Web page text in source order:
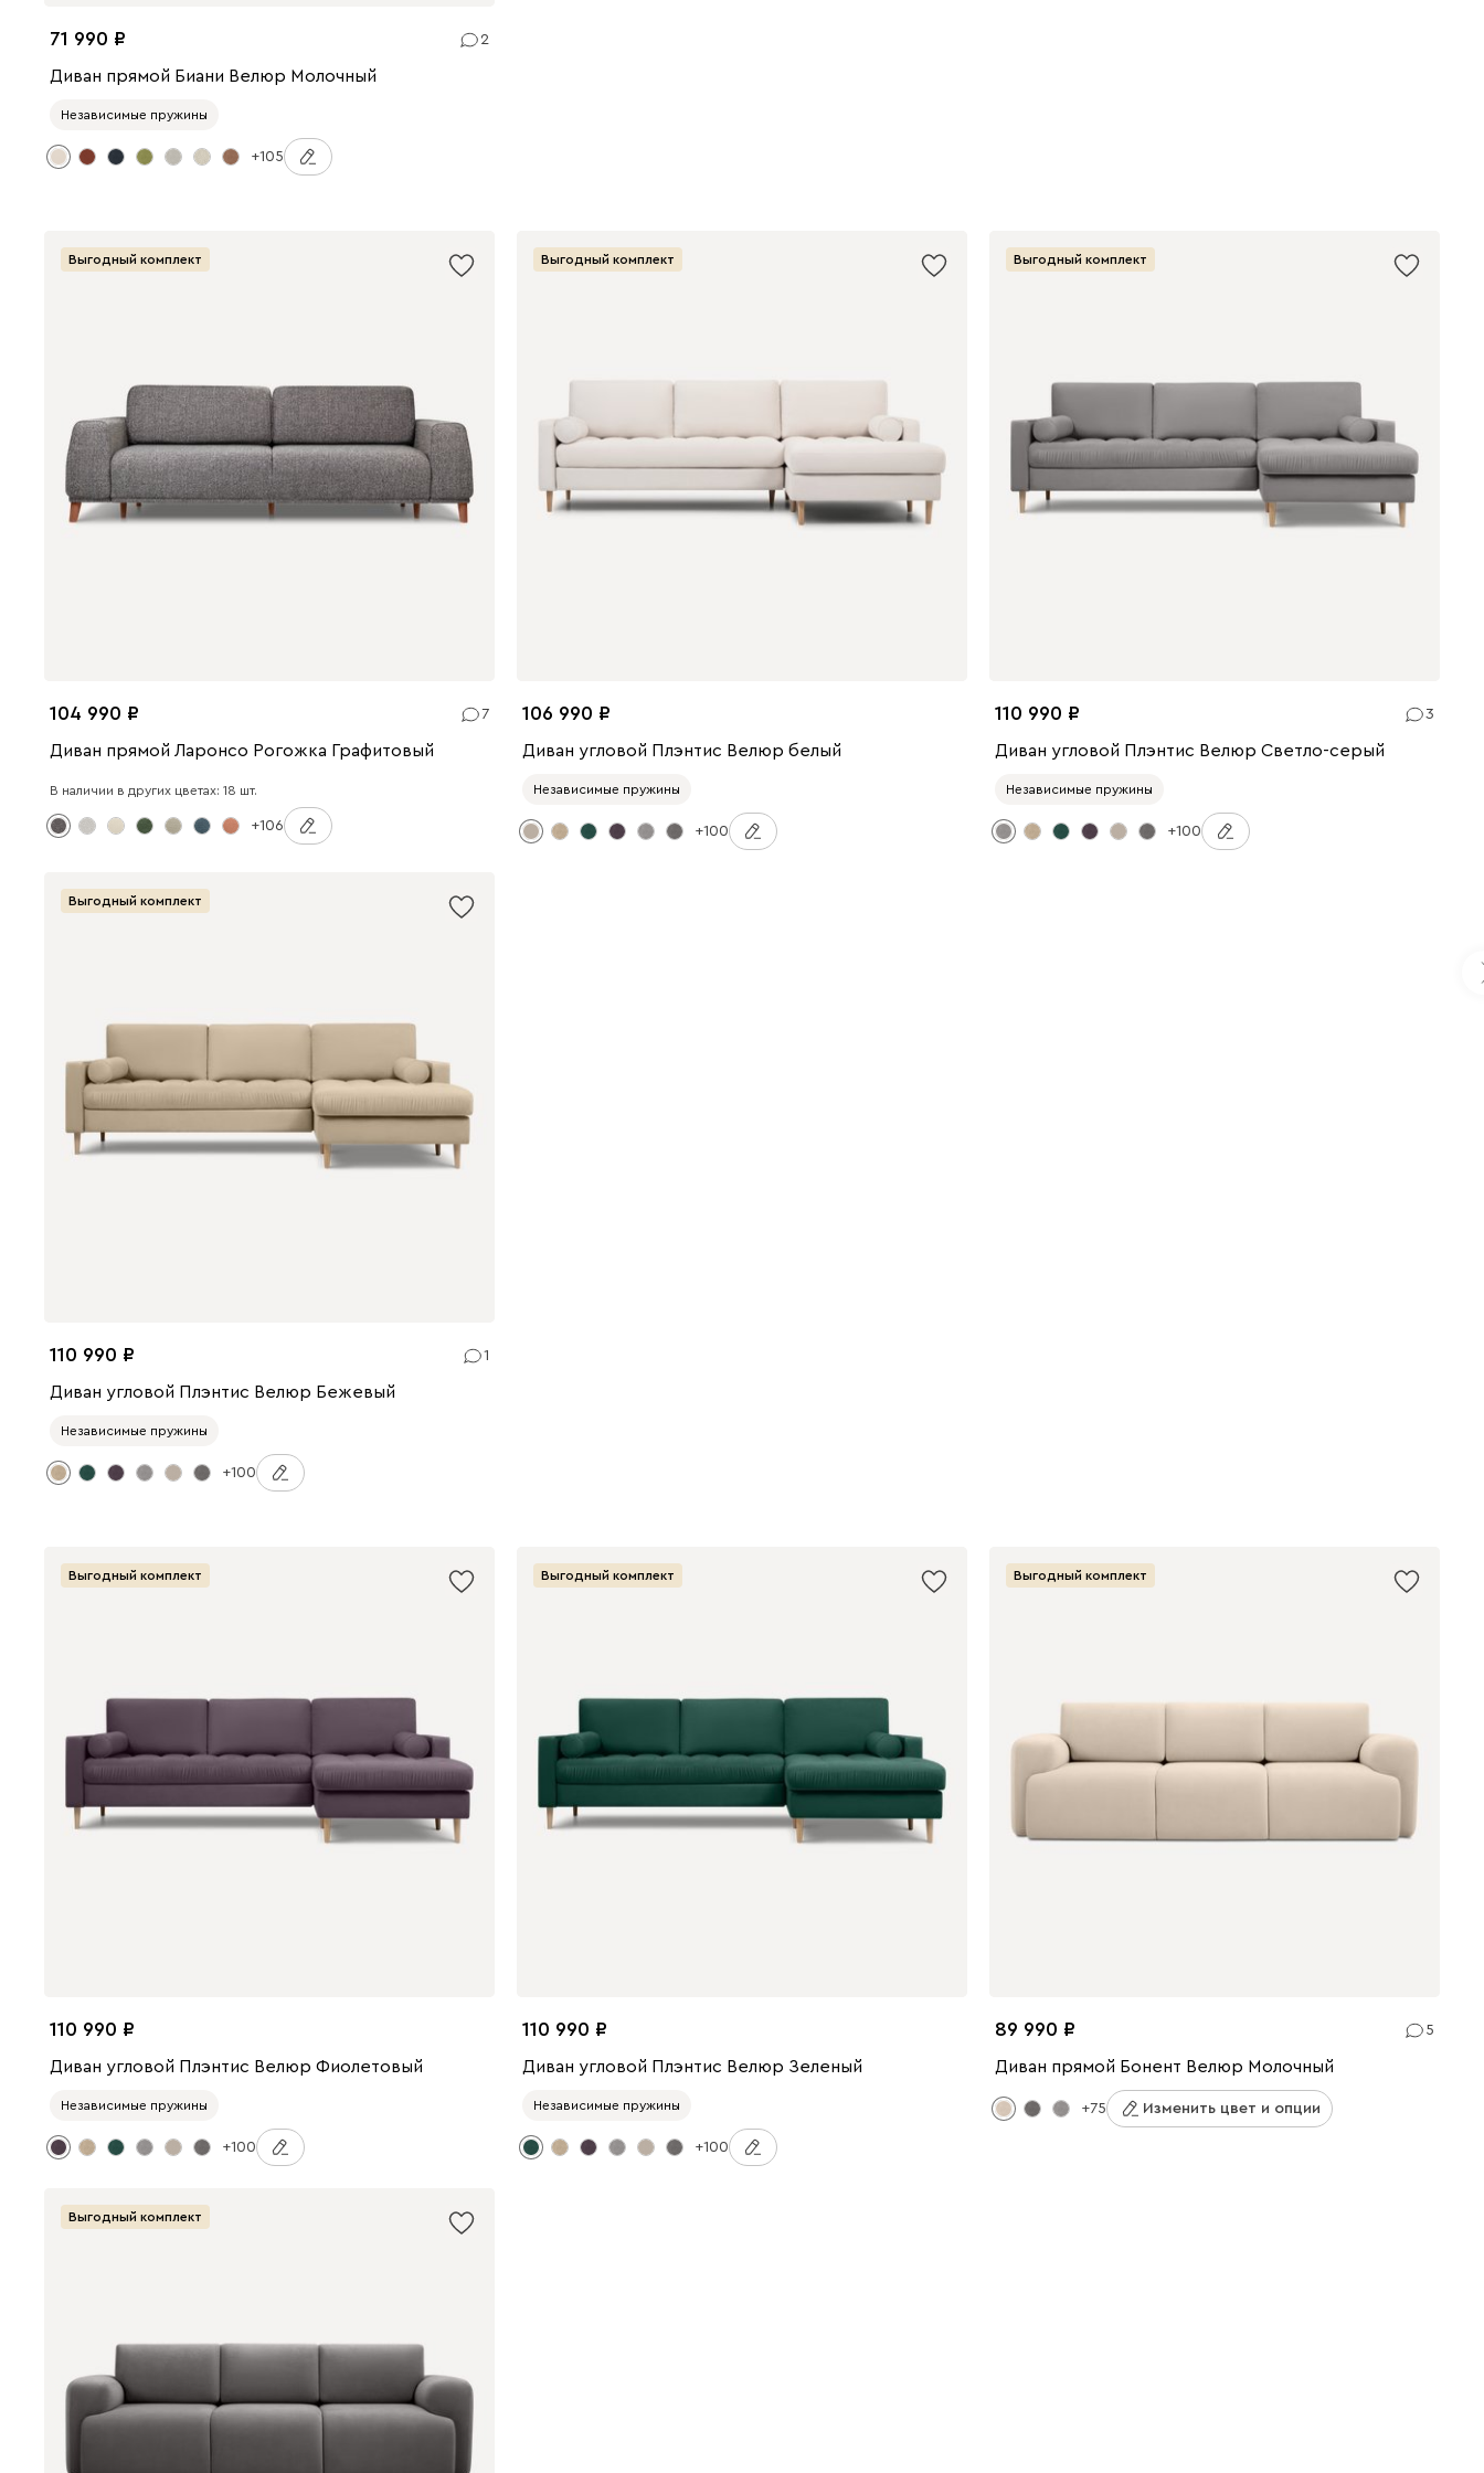
71 990 2
Диван прямой Биани Велюр Молочный
Независимые пружины
+105
Выгодный комплект
104 990 7
Диван прямой Ларонсо Рогожка Графитовый
В наличии в других цветах: 18 шт.
+106
Выгодный комплект
106 990
Диван угловой Плэнтис Велюр белый
Независимые пружины
+100
Выгодный комплект
110 990 3
Диван угловой Плэнтис Велюр Светло-серый
Независимые пружины
+100
Выгодный комплект
110 990 1
Диван угловой Плэнтис Велюр Бежевый
Независимые пружины
+100
Выгодный комплект
110 990
Диван угловой Плэнтис Велюр Фиолетовый
Независимые пружины
+100
Выгодный комплект
110 990
Диван угловой Плэнтис Велюр Зеленый
Независимые пружины
+100
Выгодный комплект
89 990 5
Диван прямой Бонент Велюр Молочный
+75 Изменить цвет и опции
Выгодный комплект